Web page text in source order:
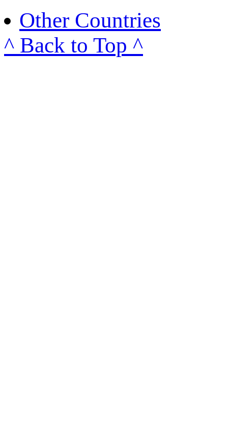
Other Countries
^ Back to Top ^